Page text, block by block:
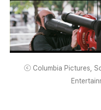
ⓒ Columbia Pictures,